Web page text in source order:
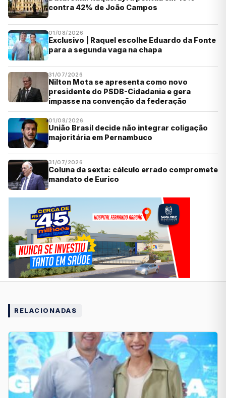
contra 42% de João Campos
01/08/2026
Exclusivo | Raquel escolhe Eduardo da Fonte
para a segunda vaga na chapa
31/07/2026
Nilton Mota se apresenta como novo
presidente do PSDB-Cidadania e gera
impasse na convenção da federação
01/08/2026
União Brasil decide não integrar coligação
majoritária em Pernambuco
31/07/2026
Coluna da sexta: cálculo errado compromete
mandato de Eurico
RELACIONADAS